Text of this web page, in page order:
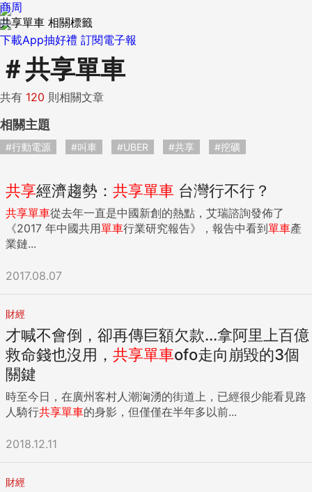
下載App抽好禮 訂閱電子報
商周
共享單車 相關標籤
＃共享單車
共有 120 則相關文章
相關主題
#行動電源 #叫車 #UBER #共享 #挖礦
共享經濟趨勢： 共享單車 台灣行不行？
共享單車從去年一直是中國新創的熱點，艾瑞諮詢發佈了
《2017 年中國共用單車行業研究報告》，報告中看到單車產
業鏈...
2017.08.07
財經
才喊不會倒，卻再傳巨額欠款...拿阿里上百億
救命錢也沒用， 共享單車ofo走向崩毀的3個
關鍵
時至今日，在廣州客村人潮洶湧的街道上，已經很少能看見路
人騎行共享單車的身影，但僅僅在半年多以前...
2018.12.11
財經